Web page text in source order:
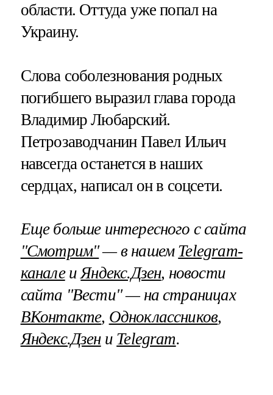
области. Оттуда уже попал на
Украину.
Слова соболезнования родных
погибшего выразил глава города
Владимир Любарский.
Петрозаводчанин Павел Ильич
навсегда останется в наших
сердцах, написал он в соцсети.
Еще больше интересного с сайта
"Смотрим"— в нашем Telegram-
каналеи Яндекс.Дзен, новости
сайта "Вести" — на страницах
ВКонтакте, Одноклассников,
Яндекс.Дзени Telegram.